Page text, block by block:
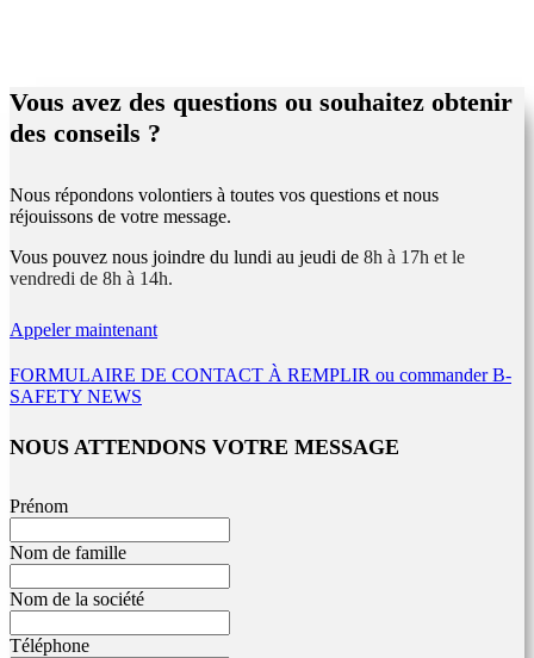
Vous avez des questions ou souhaitez obtenir
des conseils ?
Nous répondons volontiers à toutes vos questions et nous
réjouissons de votre message.
Vous pouvez nous joindre du lundi au jeudi de 8h à 17h et le
vendredi de 8h à 14h.
Appeler maintenant
FORMULAIRE DE CONTACT À REMPLIR ou commander B-
SAFETY NEWS
NOUS ATTENDONS VOTRE MESSAGE
Leave
field
blank
Prénom
Nom de famille
Nom de la société
Téléphone